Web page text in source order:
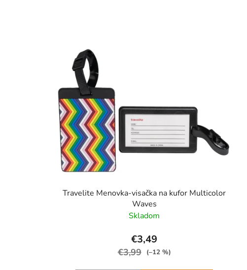
Travelite Menovka-visačka na kufor Multicolor
Waves
Skladom
€3,49
€3,99 (–12 %)